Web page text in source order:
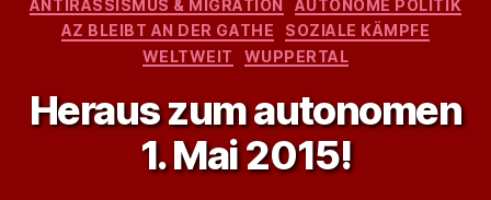
ANTIRASSISMUS & MIGRATION
AUTONOME POLITIK
AZ BLEIBT AN DER GATHE
SOZIALE KÄMPFE
WELTWEIT
WUPPERTAL
Heraus zum autonomen
1. Mai 2015!